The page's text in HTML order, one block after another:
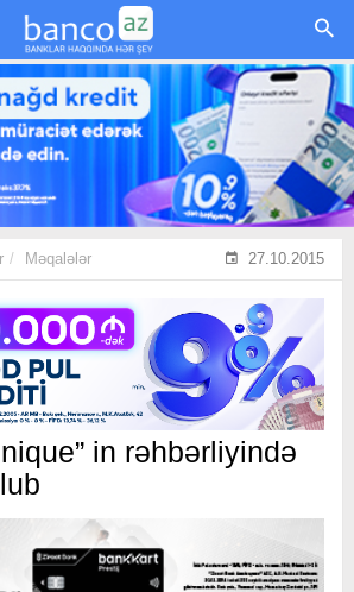
Məqalələr 27.10.2015
in rəhbərliyində